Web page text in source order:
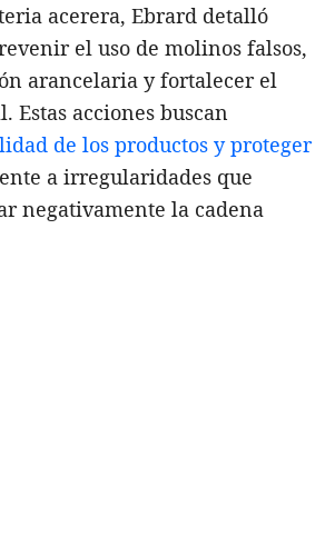
acerera, Ebrard detalló
el uso de molinos falsos,
arancelaria y fortalecer el
Estas acciones buscan
de los productos y proteger
a irregularidades que
negativamente la cadena